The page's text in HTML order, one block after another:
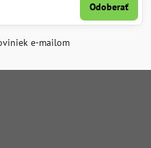
Odoberať
e-mailom